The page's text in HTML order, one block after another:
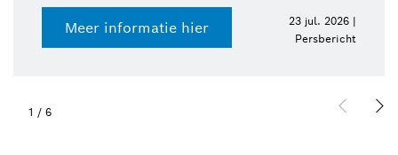
Meer informatie hier
23 jul. 2026 |
Persbericht
1 / 6